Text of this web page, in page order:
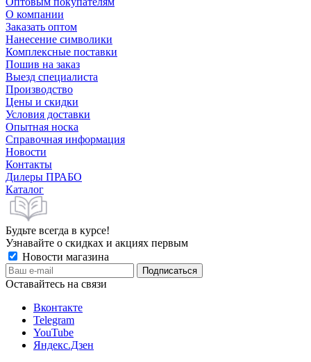
О компании
Заказать оптом
Нанесение символики
Комплексные поставки
Пошив на заказ
Выезд специалиста
Производство
Цены и скидки
Условия доставки
Опытная носка
Справочная информация
Новости
Контакты
Дилеры ПРАБО
Каталог
Будьте всегда в курсе!
Узнавайте о скидках и акциях первым
Новости магазина
Оставайтесь на связи
Вконтакте
Telegram
YouTube
Яндекс.Дзен